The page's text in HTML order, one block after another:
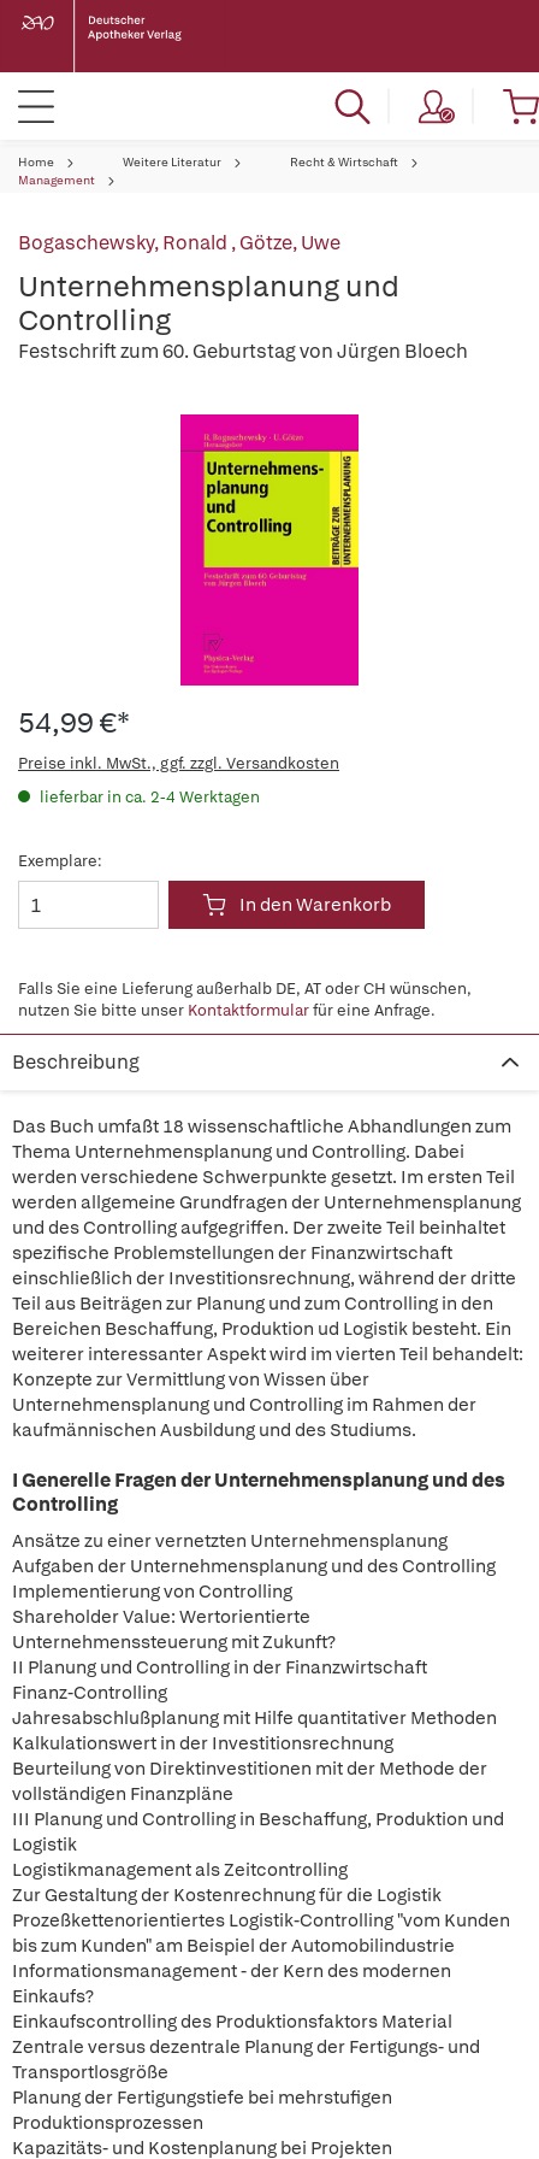
Home Weitere Literatur
Recht & Wirtschaft
Management
Bogaschewsky, Ronald ,Götze, Uwe
Unternehmensplanung und
Controlling
Festschrift zum 60. Geburtstag von Jürgen Bloech
54,99 €*
Preise inkl. MwSt., ggf. zzgl. Versandkosten
lieferbar in ca. 2-4 Werktagen
Exemplare:
In den Warenkorb
Falls Sie eine Lieferung außerhalb DE, AT oder CH wünschen,
nutzen Sie bitte unser Kontaktformularfür eine Anfrage.
Beschreibung
Das Buch umfaßt 18 wissenschaftliche Abhandlungen zum
Thema Unternehmensplanung und Controlling. Dabei
werden verschiedene Schwerpunkte gesetzt. Im ersten Teil
werden allgemeine Grundfragen der Unternehmensplanung
und des Controlling aufgegriffen. Der zweite Teil beinhaltet
spezifische Problemstellungen der Finanzwirtschaft
einschließlich der Investitionsrechnung, während der dritte
Teil aus Beiträgen zur Planung und zum Controlling in den
Bereichen Beschaffung, Produktion ud Logistik besteht. Ein
weiterer interessanter Aspekt wird im vierten Teil behandelt:
Konzepte zur Vermittlung von Wissen über
Unternehmensplanung und Controlling im Rahmen der
kaufmännischen Ausbildung und des Studiums.
I Generelle Fragen der Unternehmensplanung und des
Controlling
Ansätze zu einer vernetzten Unternehmensplanung
Aufgaben der Unternehmensplanung und des Controlling
Implementierung von Controlling
Shareholder Value: Wertorientierte
Unternehmenssteuerung mit Zukunft?
II Planung und Controlling in der Finanzwirtschaft
Finanz-Controlling
Jahresabschlußplanung mit Hilfe quantitativer Methoden
Kalkulationswert in der Investitionsrechnung
Beurteilung von Direktinvestitionen mit der Methode der
vollständigen Finanzpläne
III Planung und Controlling in Beschaffung, Produktion und
Logistik
Logistikmanagement als Zeitcontrolling
Zur Gestaltung der Kostenrechnung für die Logistik
Prozeßkettenorientiertes Logistik-Controlling "vom Kunden
bis zum Kunden" am Beispiel der Automobilindustrie
Informationsmanagement - der Kern des modernen
Einkaufs?
Einkaufscontrolling des Produktionsfaktors Material
Zentrale versus dezentrale Planung der Fertigungs- und
Transportlosgröße
Planung der Fertigungstiefe bei mehrstufigen
Produktionsprozessen
Kapazitäts- und Kostenplanung bei Projekten